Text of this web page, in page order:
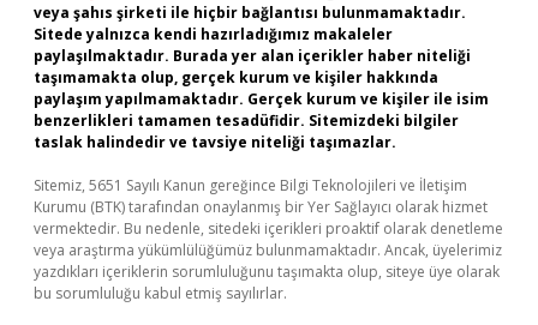
veya şahıs şirketi ile hiçbir bağlantısı bulunmamaktadır.
Sitede yalnızca kendi hazırladığımız makaleler
paylaşılmaktadır. Burada yer alan içerikler haber niteliği
taşımamakta olup, gerçek kurum ve kişiler hakkında
paylaşım yapılmamaktadır. Gerçek kurum ve kişiler ile isim
benzerlikleri tamamen tesadüfidir. Sitemizdeki bilgiler
taslak halindedir ve tavsiye niteliği taşımazlar.
Sitemiz, 5651 Sayılı Kanun gereğince Bilgi Teknolojileri ve İletişim
Kurumu (BTK) tarafından onaylanmış bir Yer Sağlayıcı olarak hizmet
vermektedir. Bu nedenle, sitedeki içerikleri proaktif olarak denetleme
veya araştırma yükümlülüğümüz bulunmamaktadır. Ancak, üyelerimiz
yazdıkları içeriklerin sorumluluğunu taşımakta olup, siteye üye olarak
bu sorumluluğu kabul etmiş sayılırlar.